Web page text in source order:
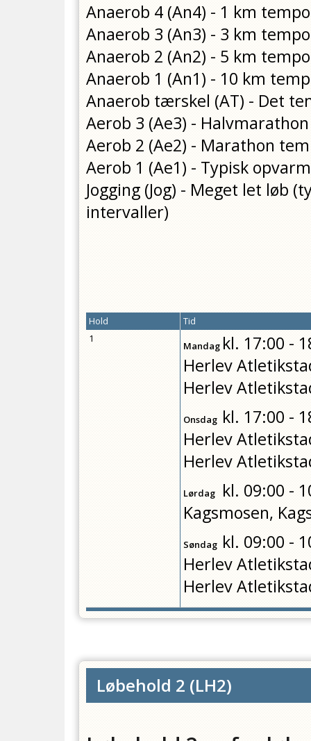
Anaerob 4 (An4) - 1 km tempo
Anaerob 3 (An3) - 3 km tempo
Anaerob 2 (An2) - 5 km tempo
Anaerob 1 (An1) - 10 km
Anaerob tærskel (AT) - Det
Aerob 3 (Ae3) -
Aerob 2 (Ae2) - Marathon
Aerob 1 (Ae1) - Typisk
Jogging (Jog) - Meget let løb
intervaller)
Hold
Tid
1
Mandagkl. 17:00 -
Herlev
Herlev
Onsdag kl. 17:00 -
Herlev
Herlev
Lørdag kl. 09:00 -
Kagsmosen,
Søndag kl. 09:00 -
Herlev
Herlev
Løbehold 2 (LH2)